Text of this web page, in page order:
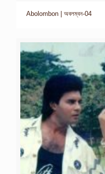
Abolombon | অবলম্বন-04